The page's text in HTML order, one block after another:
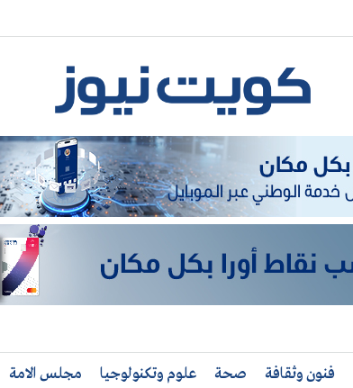
فنون وثقافة صحة علوم وتكنولوجيا مجلس الامة